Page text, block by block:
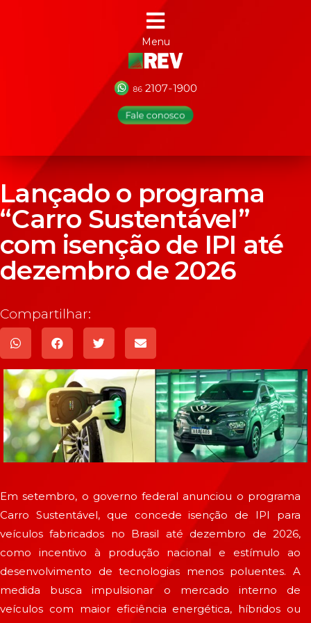
Menu
Lançado o programa
“Carro Sustentável”
com isenção de IPI até
dezembro de 2026
Compartilhar:
Em setembro, o governo federal anunciou o programa
Carro Sustentável, que concede isenção de IPI para
veículos fabricados no Brasil até dezembro de 2026,
como incentivo à produção nacional e estímulo ao
desenvolvimento de tecnologias menos poluentes. A
medida busca impulsionar o mercado interno de
veículos com maior eficiência energética, híbridos ou